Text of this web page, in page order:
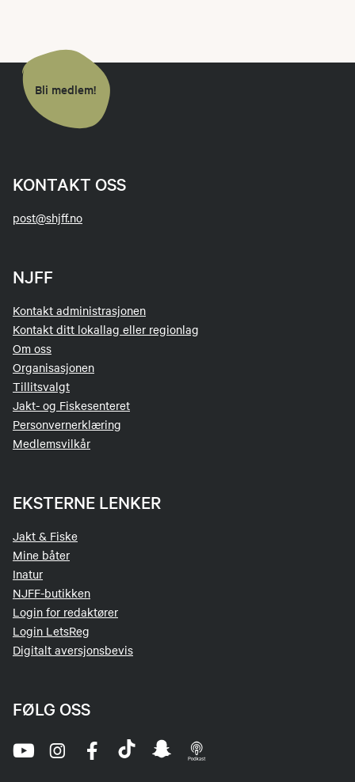
Bli medlem!
KONTAKT OSS
post@shjff.no
NJFF
Kontakt administrasjonen
Kontakt ditt lokallag eller regionlag
Om oss
Organisasjonen
Tillitsvalgt
Jakt- og Fiskesenteret
Personvernerklæring
Medlemsvilkår
EKSTERNE LENKER
Jakt & Fiske
Mine båter
Inatur
NJFF-butikken
Login for redaktører
Login LetsReg
Digitalt aversjonsbevis
FØLG OSS